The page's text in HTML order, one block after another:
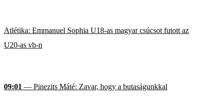
Atlétika: Emmanuel Sophia U18-as magyar csúcsot futott az
U20-as vb-n
09:01 — Pinezits Máté: Zavar, hogy a butaságunkkal